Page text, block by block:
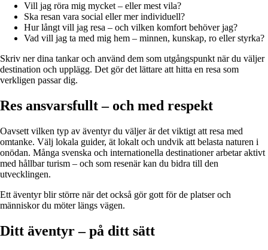
Vill jag röra mig mycket – eller mest vila?
Ska resan vara social eller mer individuell?
Hur långt vill jag resa – och vilken komfort behöver jag?
Vad vill jag ta med mig hem – minnen, kunskap, ro eller styrka?
Skriv ner dina tankar och använd dem som utgångspunkt när du väljer
destination och upplägg. Det gör det lättare att hitta en resa som
verkligen passar dig.
Res ansvarsfullt – och med respekt
Oavsett vilken typ av äventyr du väljer är det viktigt att resa med
omtanke. Välj lokala guider, ät lokalt och undvik att belasta naturen i
onödan. Många svenska och internationella destinationer arbetar aktivt
med hållbar turism – och som resenär kan du bidra till den
utvecklingen.
Ett äventyr blir större när det också gör gott för de platser och
människor du möter längs vägen.
Ditt äventyr – på ditt sätt